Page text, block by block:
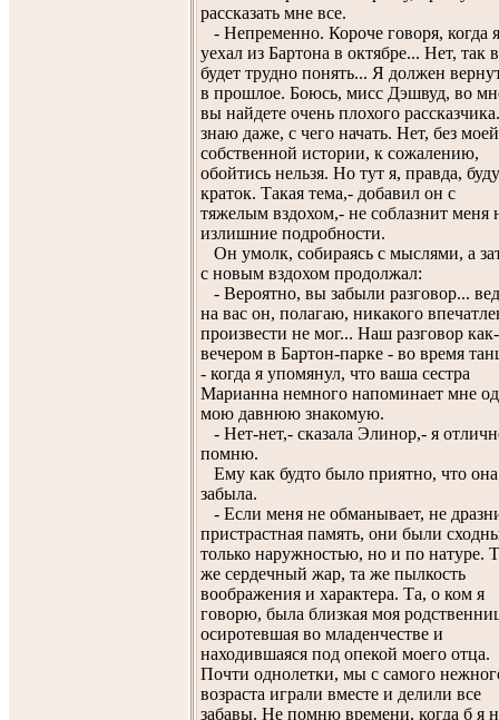
рассказать мне все.
- Непременно. Короче говоря, когда я
уехал из Бартона в октябре... Нет, так
будет трудно понять... Я должен
в прошлое. Боюсь, мисс Дэшвуд, во
вы найдете очень плохого
знаю даже, с чего начать. Нет, без моей
собственной истории, к сожалению,
обойтись нельзя. Но тут я, правда, буду
краток. Такая тема,- добавил он с
тяжелым вздохом,- не соблазнит меня
излишние подробности.
Он умолк, собираясь с мыслями, а
с новым вздохом продолжал:
- Вероятно, вы забыли разговор...
на вас он, полагаю, никакого
произвести не мог... Наш разговор
вечером в Бартон-парке - во время
- когда я упомянул, что ваша сестра
Марианна немного напоминает мне
мою давнюю знакомую.
- Нет-нет,- сказала Элинор,- я
помню.
Ему как будто было приятно, что
забыла.
- Если меня не обманывает, не
пристрастная память, они были
только наружностью, но и по натуре.
же сердечный жар, та же пылкость
воображения и характера. Та, о ком я
говорю, была близкая моя
осиротевшая во младенчестве и
находившаяся под опекой моего отца.
Почти однолетки, мы с самого
возраста играли вместе и делили все
забавы. Не помню времени, когда б я